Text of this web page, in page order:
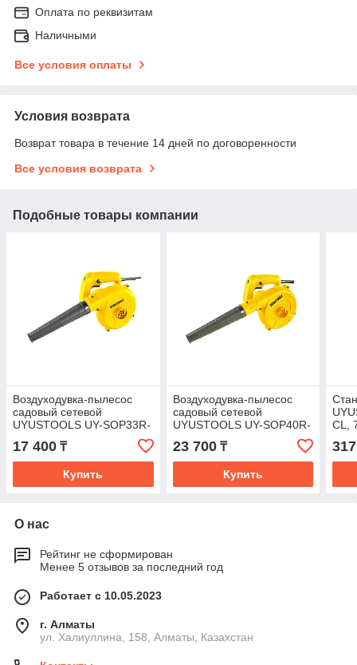
Оплата по реквизитам
Наличными
Все условия оплаты
Условия возврата
Возврат товара в течение 14 дней по договоренности
Все условия возврата
Подобные товары компании
Воздуходувка-пылесос
садовый сетевой
UYUSTOOLS UY-SOP33R-
CL, 400 Вт
17 400 ₸
Купить
Воздуходувка-пылесос
садовый сетевой
UYUSTOOLS UY-SOP40R-
CL, 600 Вт
23 700₸
Купить
CL,
О нас
Рейтинг не сформирован
Менее 5 отзывов за последний год
Работает с 10.05.2023
г. Алматы
ул. Халиуллина, 158, Алматы, Казахстан